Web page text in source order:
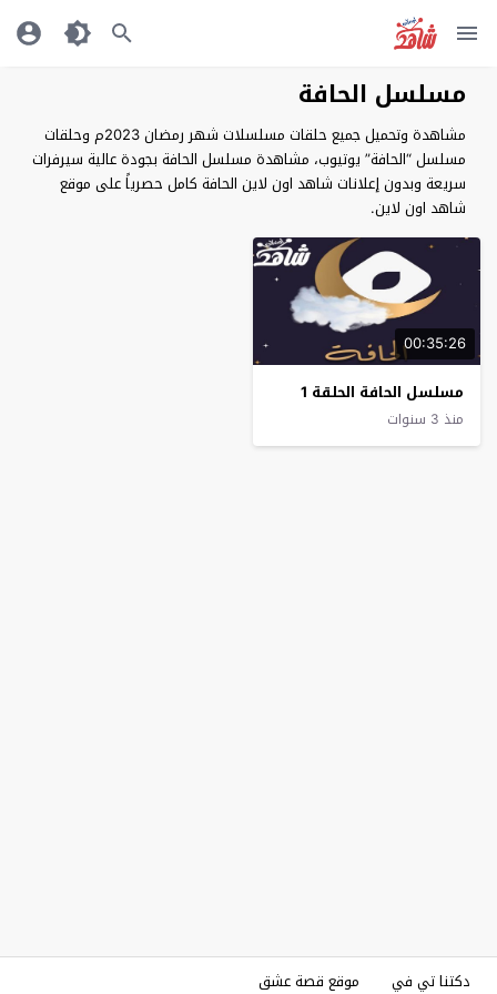
مسلسل الحافة
مشاهدة وتحميل جميع حلقات مسلسلات شهر رمضان 2023م وحلقات
مسلسل “الحافة” يوتيوب، مشاهدة مسلسل الحافة بجودة عالية سيرفرات
سريعة وبدون إعلانات شاهد اون لاين الحافة كامل حصرياً على موقع
شاهد اون لاين.
00:35:26
مسلسل الحافة الحلقة 1
منذ 3 سنوات
دكتنا تي في موقع قصة عشق